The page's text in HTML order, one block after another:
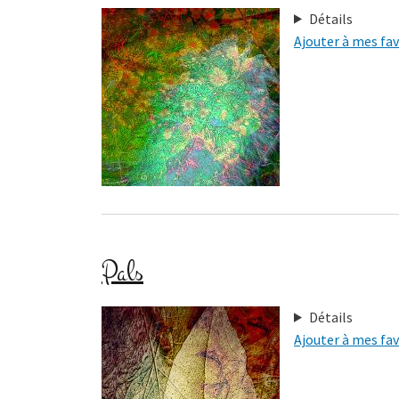
Détails
Ajouter à mes
Pals
Détails
Ajouter à mes